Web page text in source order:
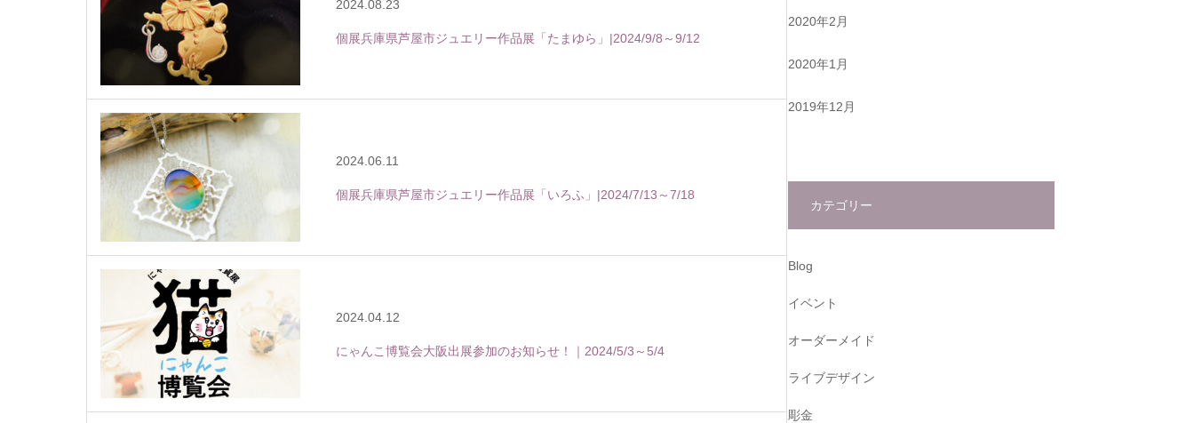
2024.08.23
個展兵庫県芦屋市ジュエリー作品展「たまゆら」|2024/9/8～9/12
2024.06.11
個展兵庫県芦屋市ジュエリー作品展「いろふ」|2024/7/13～7/18
2024.04.12
にゃんこ博覧会大阪出展参加のお知らせ！｜2024/5/3～5/4
2020年2月
2020年1月
2019年12月
カテゴリー
Blog
イベント
オーダーメイド
ライブデザイン
彫金